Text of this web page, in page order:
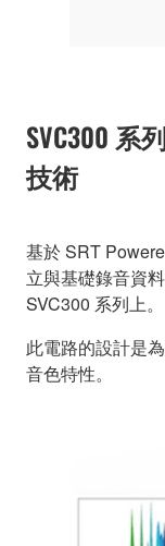
SVC300 系
技術
基於 SRT
立與基礎錄音資
SVC300 系列上。
此電路的設計是
音色特性。